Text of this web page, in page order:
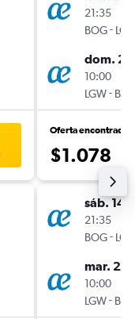
21:35
BOG-
dom.
10:00
LGW-
Oferta encontrada
$1.078
sáb. 14/
21:35
BOG-
mar.
10:00
LGW-